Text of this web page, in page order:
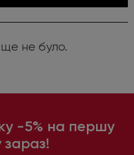
ще не було.
-5% на першу
зараз!